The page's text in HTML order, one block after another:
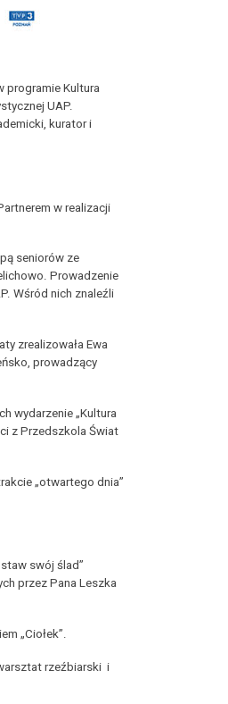
programie Kultura
UAP.
kurator i
w realizacji
seniorów ze
Prowadzenie
Wśród nich znaleźli
zrealizowała Ewa
prowadzący
wydarzenie „Kultura
z Przedszkola Świat
„otwartego dnia”
swój ślad”
przez Pana Leszka
„Ciołek”.
rzeźbiarski i